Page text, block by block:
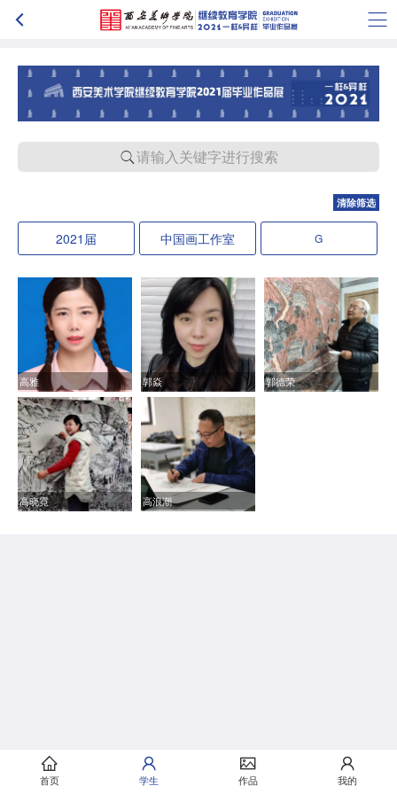
首页 学生 作品 我的
请输入关键字进行搜索
清除筛选
2021届 中国画工作室 G
高雅 郭焱 郭德荣
高晓霓 高浪潮